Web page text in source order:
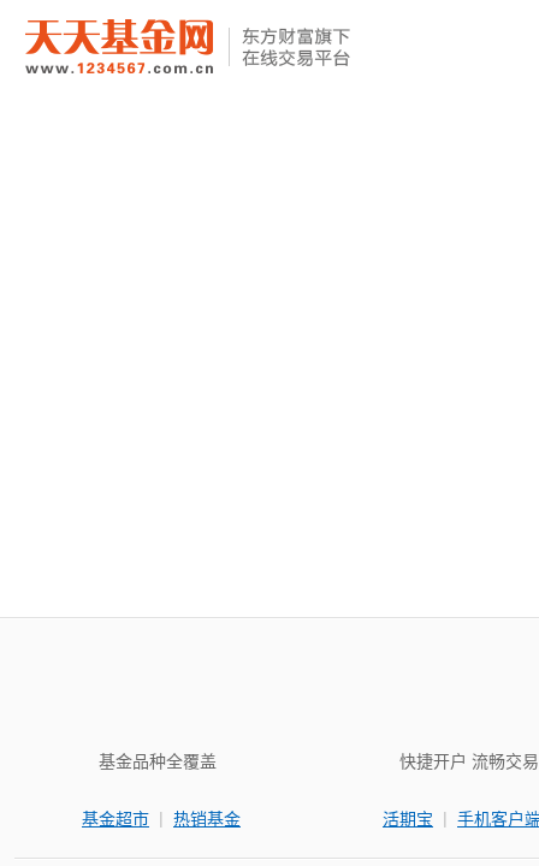
基金品种全覆盖
基金超市 | 热销基金
快捷开户 流畅交易
活期宝 | 手机客户